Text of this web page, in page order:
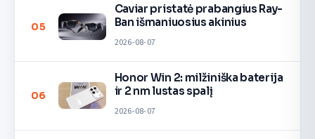
05
Caviar pristatė prabangius Ray-
Ban išmaniuosius akinius
2026-08-07
06
Honor Win 2: milžiniška baterija
ir 2 nm lustas spalį
2026-08-07